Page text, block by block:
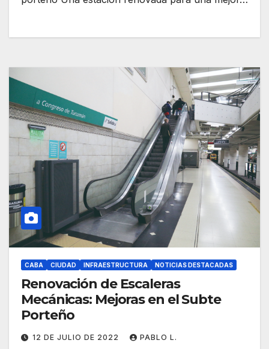
CABA CIUDAD INFRAESTRUCTURA NOTICIAS DESTACADAS
Renovación de Escaleras
Mecánicas: Mejoras en el Subte
Porteño
12 DE JULIO DE 2022 PABLO L.